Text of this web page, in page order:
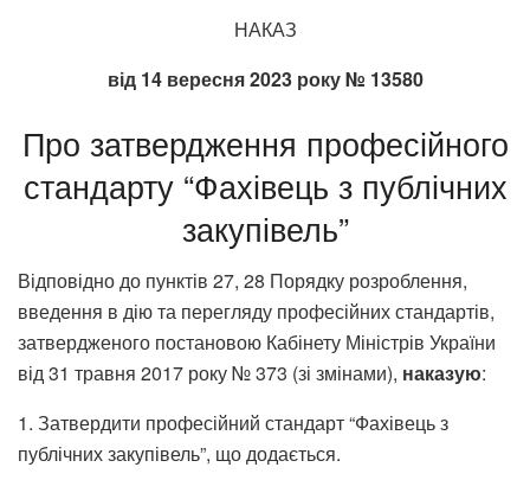
НАКАЗ
від 14 вересня 2023 року № 13580
Про затвердження професійного
стандарту “Фахівець з публічних
закупівель”
Відповідно до пунктів 27, 28 Порядку розроблення,
введення в дію та перегляду професійних стандартів,
затвердженого постановою Кабінету Міністрів України
від 31 травня 2017 року № 373 (зі змінами), наказую:
1. Затвердити професійний стандарт “Фахівець з
публічних закупівель”, що додається.